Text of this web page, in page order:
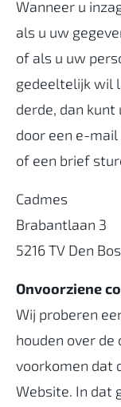
Wanneer u
als u uw
of als u uw
gedeeltelijk wil
derde, dan
door een e-
of een brief
Cadmes
Brabantlaan 3
5216 TV Den
Onvoorziene
Wij proberen
houden over de
voorkomen dat
Website. In dat